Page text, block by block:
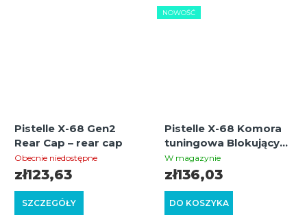
Pistelle X-68 Gen2
Rear Cap – rear cap
Obecnie niedostępne
SZCZEGÓŁY
zł123,63
NOWOŚĆ
Pistelle X-68 Komora
tuningowa Blokujący
adapter mocujący
W magazynie
DO KOSZYKA
zł136,03